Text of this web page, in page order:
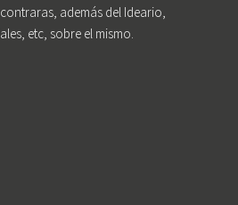
además del Ideario,
etc, sobre el mismo.